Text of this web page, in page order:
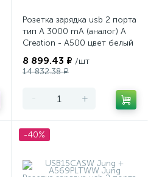
Розетка зарядка usb 2 порта
тип А 3000 mA (аналог) A
Creation - A500 цвет белый
8 899.43 ₽ /шт
14 832.38 ₽
- +
-40%